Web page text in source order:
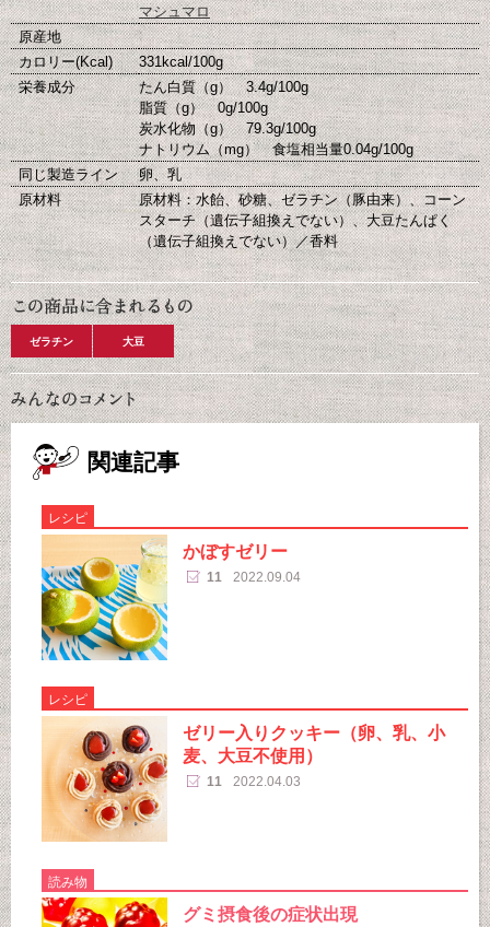
マシュマロ
原産地
カロリー(Kcal)
331kcal/100g
栄養成分
たん白質（g） 3.4g/100g
脂質（g） 0g/100g
炭水化物（g） 79.3g/100g
ナトリウム（mg） 食塩相当量0.04g/100g
同じ製造ライン
卵、乳
原材料
原材料：水飴、砂糖、ゼラチン（豚由来）、コーン
スターチ（遺伝子組換えでない）、大豆たんぱく
（遺伝子組換えでない）／香料
ゼラチン 大豆
関連記事
レシピ
かぼすゼリー
11 2022.09.04
レシピ
ゼリー入りクッキー（卵、乳、小
麦、大豆不使用）
11 2022.04.03
読み物
グミ摂食後の症状出現